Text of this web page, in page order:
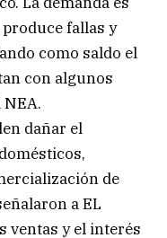
produce fallas y
como saldo el
con algunos
dañar el
de
a EL
ventas y el interés